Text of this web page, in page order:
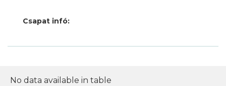
Csapat infó:
No data available in table